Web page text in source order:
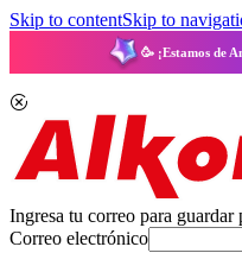
Skip to contentSkip to
🥳 ¡Estamos de
Ingresa tu correo para
Correo electrónico